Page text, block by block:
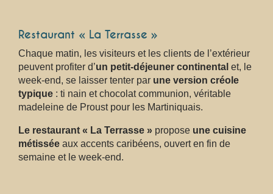
Restaurant « La Terrasse »
Chaque matin, les visiteurs et les clients de l’extérieur
peuvent profiter d’un petit-déjeuner continental et, le
week-end, se laisser tenter par une version créole
typique : ti nain et chocolat communion, véritable
madeleine de Proust pour les Martiniquais.
Le restaurant « La Terrasse » propose une cuisine
métissée aux accents caribéens, ouvert en fin de
semaine et le week-end.